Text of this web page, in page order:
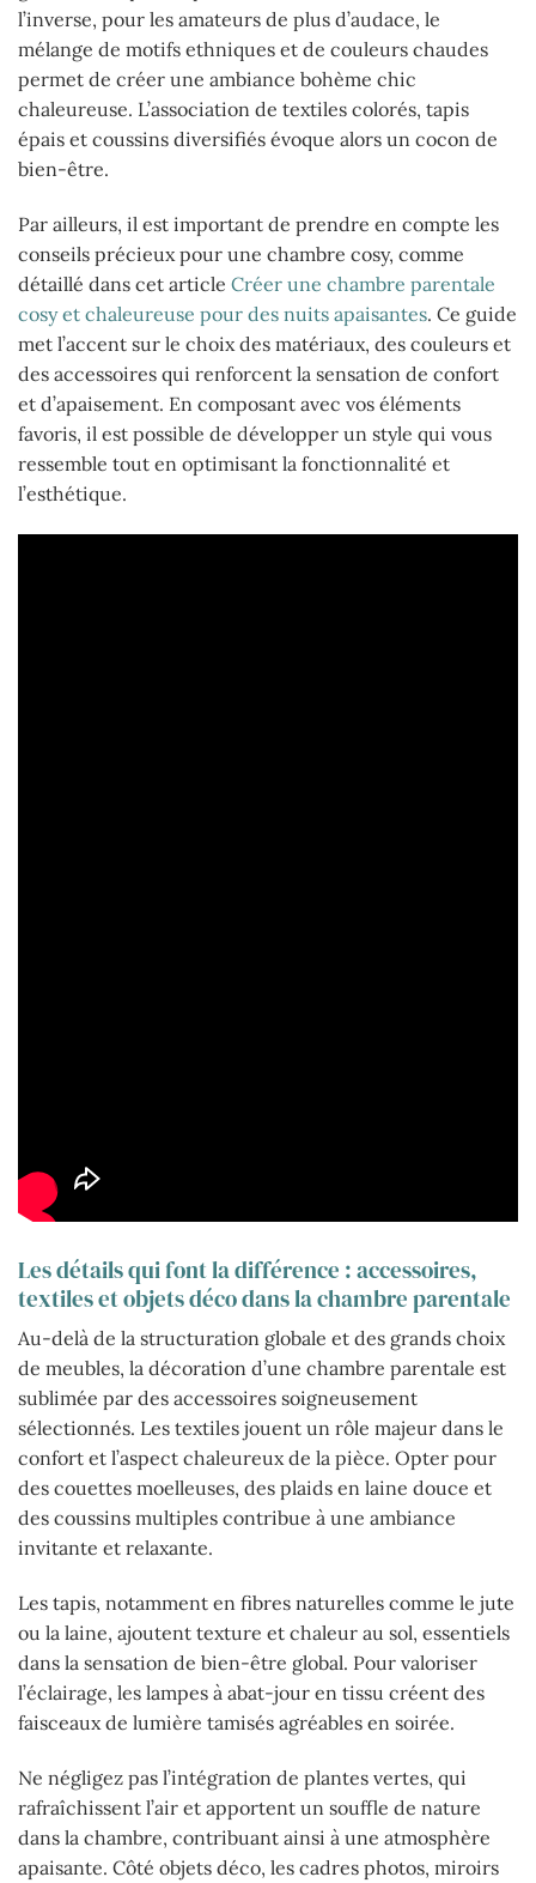
l’inverse, pour les amateurs de plus d’audace, le
mélange de motifs ethniques et de couleurs chaudes
permet de créer une ambiance bohème chic
chaleureuse. L’association de textiles colorés, tapis
épais et coussins diversifiés évoque alors un cocon de
bien-être.
Par ailleurs, il est important de prendre en compte les
conseils précieux pour une chambre cosy, comme
détaillé dans cet article Créer une chambre parentale
cosy et chaleureuse pour des nuits apaisantes. Ce guide
met l’accent sur le choix des matériaux, des couleurs et
des accessoires qui renforcent la sensation de confort
et d’apaisement. En composant avec vos éléments
favoris, il est possible de développer un style qui vous
ressemble tout en optimisant la fonctionnalité et
l’esthétique.
Les détails qui font la différence : accessoires,
textiles et objets déco dans la chambre parentale
Au-delà de la structuration globale et des grands choix
de meubles, la décoration d’une chambre parentale est
sublimée par des accessoires soigneusement
sélectionnés. Les textiles jouent un rôle majeur dans le
confort et l’aspect chaleureux de la pièce. Opter pour
des couettes moelleuses, des plaids en laine douce et
des coussins multiples contribue à une ambiance
invitante et relaxante.
Les tapis, notamment en fibres naturelles comme le jute
ou la laine, ajoutent texture et chaleur au sol, essentiels
dans la sensation de bien-être global. Pour valoriser
l’éclairage, les lampes à abat-jour en tissu créent des
faisceaux de lumière tamisés agréables en soirée.
Ne négligez pas l’intégration de plantes vertes, qui
rafraîchissent l’air et apportent un souffle de nature
dans la chambre, contribuant ainsi à une atmosphère
apaisante. Côté objets déco, les cadres photos, miroirs